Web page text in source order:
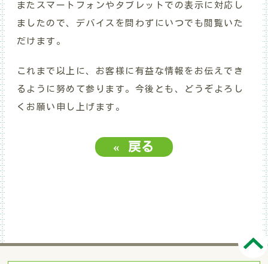
またスマートフォンやタブレットでの表示に対応し
ましたので、デバイスを問わずにいつでも閲覧いた
だけます。
これまで以上に、お客様に有益な情報をお伝えでき
るように努めて参ります。今後とも、どうぞよろし
くお願い申し上げます。
« 戻る